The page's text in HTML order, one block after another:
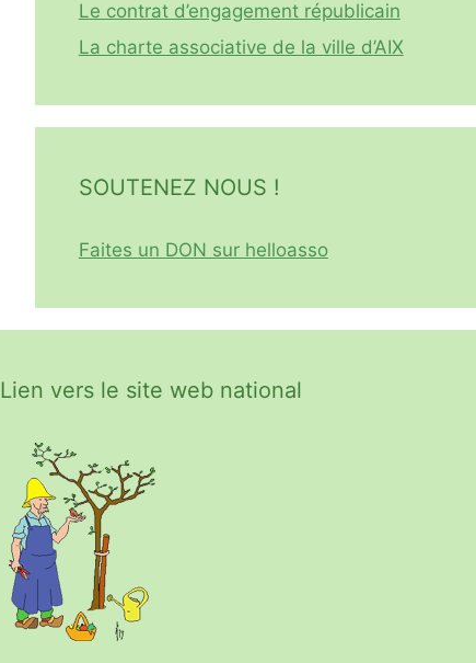
Le contrat d’engagement républicain
La charte associative de la ville d’AIX
SOUTENEZ NOUS !
Faites un DON sur helloasso
Lien vers le site web national